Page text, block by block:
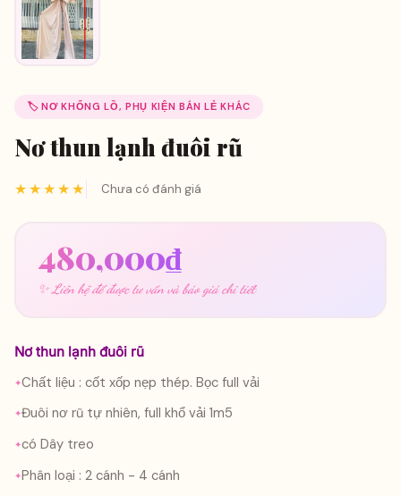
🏷️ NƠ KHỔNG LỒ, PHỤ KIỆN BÁN LẺ KHÁC
Nơ thun lạnh đuôi rũ
★★★★★ Chưa có đánh giá
480,000₫
✨ Liên hệ để được tư vấn và báo giá chi tiết
Nơ thun lạnh đuôi rũ
Chất liệu : cốt xốp nẹp thép. Bọc full vải
Đuôi nơ rũ tự nhiên, full khổ vải 1m5
có Dây treo
Phân loại : 2 cánh - 4 cánh